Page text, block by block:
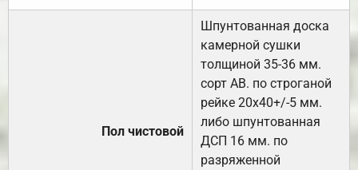
Пол чистовой
Шпунтованная доска
камерной сушки
толщиной 35-36 мм.
сорт АВ. по строганой
рейке 20х40+/-5 мм.
либо шпунтованная
ДСП 16 мм. по
разряженной